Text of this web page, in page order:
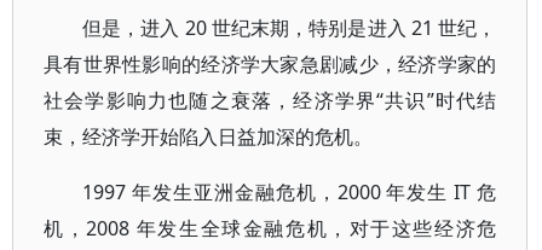
但是，进入 20 世纪末期，特别是进入 21 世纪，
具有世界性影响的经济学大家急剧减少，经济学家的
社会学影响力也随之衰落，经济学界“共识”时代结
束，经济学开始陷入日益加深的危机。
1997 年发生亚洲金融危机，2000 年发生 IT 危
机，2008 年发生全球金融危机，对于这些经济危